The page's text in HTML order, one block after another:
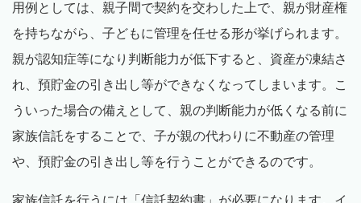
用例としては、親子間で契約を交わした上で、親が財産権
を持ちながら、子どもに管理を任せる形が挙げられます。
親が認知症等になり判断能力が低下すると、資産が凍結さ
れ、預貯金の引き出し等ができなくなってしまいます。こ
ういった場合の備えとして、親の判断能力が低くなる前に
家族信託をすることで、子が親の代わりに不動産の管理
や、預貯金の引き出し等を行うことができるのです。